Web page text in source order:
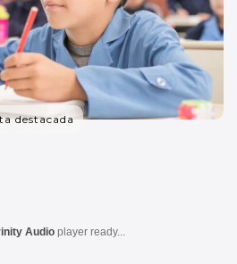
destacada
Audio player ready...